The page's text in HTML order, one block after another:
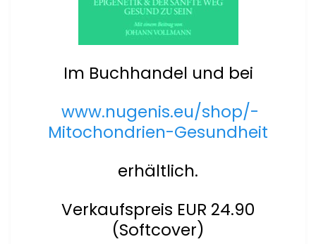
Im Buchhandel und bei
www.nugenis.eu/shop/-
Mitochondrien-Gesundheit
erhältlich.
Verkaufspreis EUR 24.90
(Softcover)